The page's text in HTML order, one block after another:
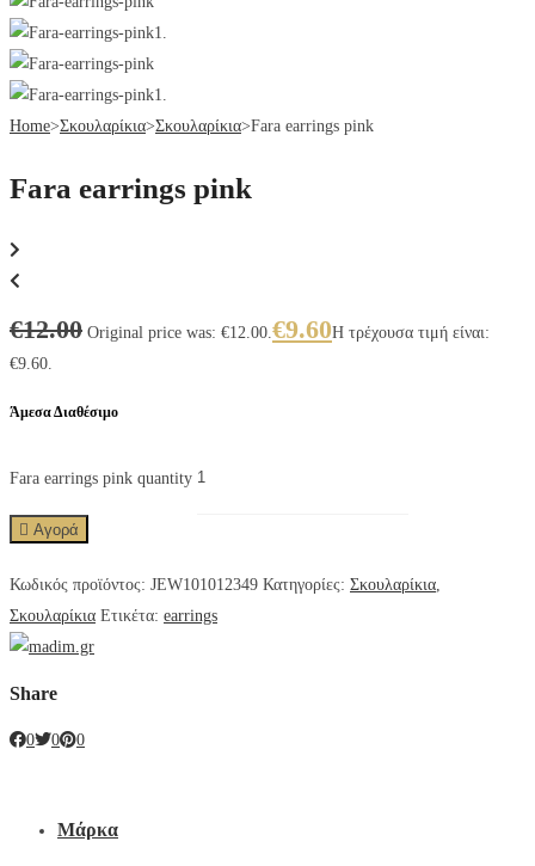
Home>Σκουλαρίκια>Σκουλαρίκια>Fara earrings pink
Fara earrings pink
€12.00 Original price was: €12.00. €9.60Η τρέχουσα τιμή είναι:
€9.60.
Άμεσα Διαθέσιμο
Fara earrings pink quantity
Αγορά
Κωδικός προϊόντος: JEW101012349 Κατηγορίες: Σκουλαρίκια
Σκουλαρίκια Ετικέτα: earrings
Share
0 0 0
Μάρκα